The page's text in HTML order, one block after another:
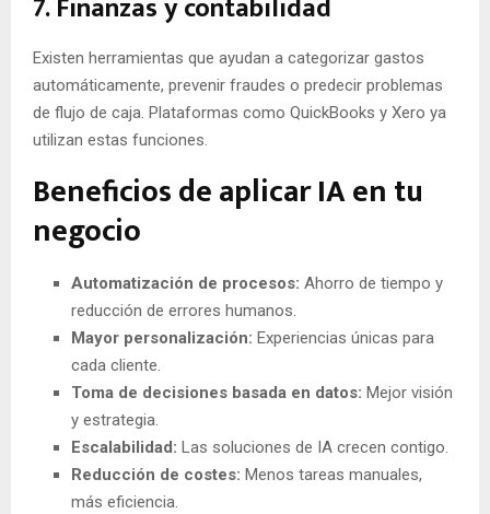
7. Finanzas y contabilidad
Existen herramientas que ayudan a categorizar gastos
automáticamente, prevenir fraudes o predecir problemas
de flujo de caja. Plataformas como QuickBooks y Xero ya
utilizan estas funciones.
Beneficios de aplicar IA en tu
negocio
Automatización de procesos: Ahorro de tiempo y
reducción de errores humanos.
Mayor personalización: Experiencias únicas para
cada cliente.
Toma de decisiones basada en datos: Mejor visión
y estrategia.
Escalabilidad: Las soluciones de IA crecen contigo.
Reducción de costes: Menos tareas manuales,
más eficiencia.